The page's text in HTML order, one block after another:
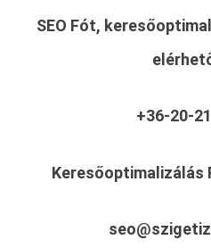
SEO Fót,
+36-20-
Keresőoptimalizálás